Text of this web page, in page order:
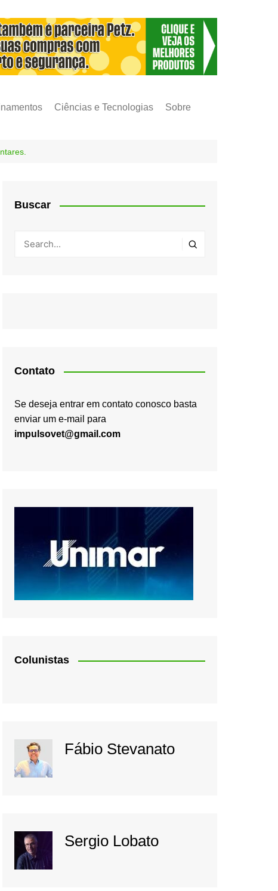
Ciências e Tecnologias Sobre
Buscar
Contato
Se deseja entrar em contato conosco basta
enviar um e-mail para
impulsovet@gmail.com
Colunistas
Fábio Stevanato
Sergio Lobato